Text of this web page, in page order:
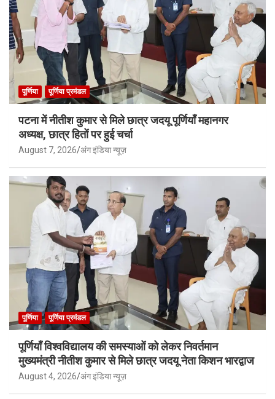
पूर्णिया पूर्णिया प्रमंडल
पटना में नीतीश कुमार से मिले छात्र जदयू पूर्णियाँ महानगर
अध्यक्ष, छात्र हितों पर हुई चर्चा
August 7, 2026 अंग इंडिया न्यूज़
पूर्णिया पूर्णिया प्रमंडल
पूर्णियाँ विश्वविद्यालय की समस्याओं को लेकर निवर्तमान
मुख्यमंत्री नीतीश कुमार से मिले छात्र जदयू नेता किशन भारद्वाज
August 4, 2026 अंग इंडिया न्यूज़